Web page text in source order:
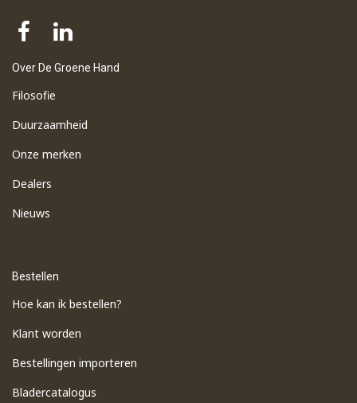
Over De Groene Hand
Filosofie
Duurzaamheid
Onze merken
Dealers
Nieuws
Bestellen
Hoe kan ik bestellen?
Klant worden
Bestellingen importeren
​Bladercatalogus